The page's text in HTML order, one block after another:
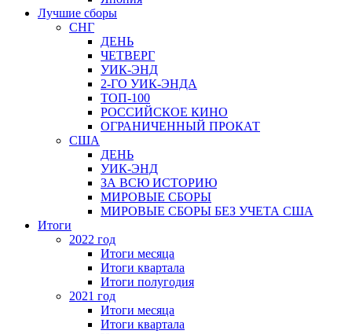
Лучшие сборы
СНГ
ДЕНЬ
ЧЕТВЕРГ
УИК-ЭНД
2-ГО УИК-ЭНДА
ТОП-100
РОССИЙСКОЕ КИНО
ОГРАНИЧЕННЫЙ ПРОКАТ
США
ДЕНЬ
УИК-ЭНД
ЗА ВСЮ ИСТОРИЮ
МИРОВЫЕ СБОРЫ
МИРОВЫЕ СБОРЫ БЕЗ УЧЕТА США
Итоги
2022 год
Итоги месяца
Итоги квартала
Итоги полугодия
2021 год
Итоги месяца
Итоги квартала